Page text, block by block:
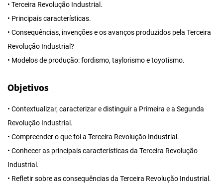
• Terceira Revolução Industrial.
• Principais características.
• Consequências, invenções e os avanços produzidos pela Terceira
Revolução Industrial?
• Modelos de produção: fordismo, taylorismo e toyotismo.
Objetivos
• Contextualizar, caracterizar e distinguir a Primeira e a Segunda
Revolução Industrial.
• Compreender o que foi a Terceira Revolução Industrial.
• Conhecer as principais características da Terceira Revolução
Industrial.
• Refletir sobre as consequências da Terceira Revolução Industrial.